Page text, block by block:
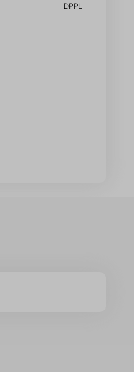
DPPL